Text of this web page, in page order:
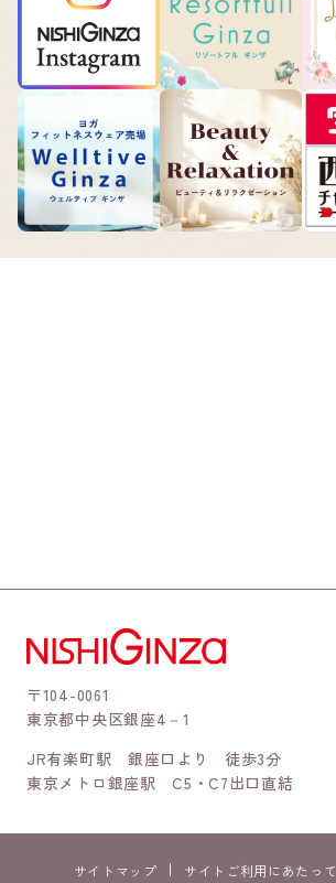
〒104-0061
東京都中央区銀座4－1
JR有楽町駅 銀座口より 徒歩3分
東京メトロ銀座駅 C5・C7出口直結
サイトマップ サイトご利用にあたって